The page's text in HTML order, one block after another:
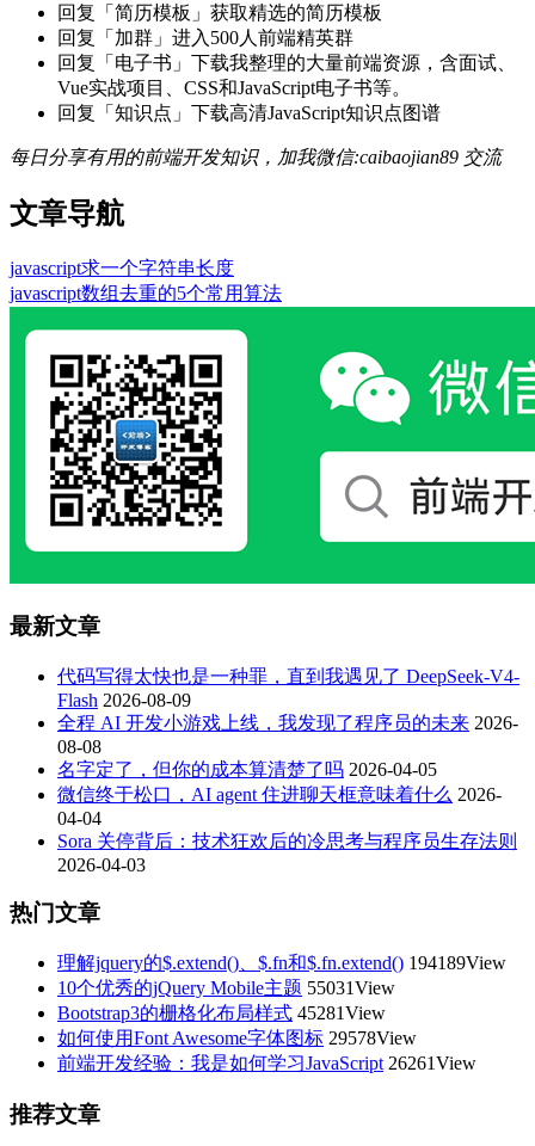
回复「简历模板」获取精选的简历模板
回复「加群」进入500人前端精英群
回复「电子书」下载我整理的大量前端资源，含面试、
Vue实战项目、CSS和JavaScript电子书等。
回复「知识点」下载高清JavaScript知识点图谱
每日分享有用的前端开发知识，加我微信:caibaojian89 交流
文章导航
javascript求一个字符串长度
javascript数组去重的5个常用算法
最新文章
代码写得太快也是一种罪，直到我遇见了 DeepSeek-V4-
Flash 2026-08-09
全程 AI 开发小游戏上线，我发现了程序员的未来 2026-
08-08
名字定了，但你的成本算清楚了吗 2026-04-05
微信终于松口，AI agent 住进聊天框意味着什么 2026-
04-04
Sora 关停背后：技术狂欢后的冷思考与程序员生存法则
2026-04-03
热门文章
理解jquery的$.extend()、$.fn和$.fn.extend() 194189View
10个优秀的jQuery Mobile主题 55031View
Bootstrap3的栅格化布局样式 45281View
如何使用Font Awesome字体图标 29578View
前端开发经验：我是如何学习JavaScript 26261View
推荐文章